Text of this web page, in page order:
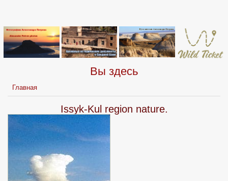
Вы здесь
Главная
Issyk-Kul region nature.